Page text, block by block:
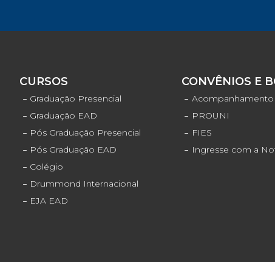
CURSOS
Graduação Presencial
Graduação EAD
Pós Graduação Presencial
Pós Graduação EAD
Colégio
Drummond Internacional
EJA EAD
CONVÊNIOS E
Acompanhamento
PROUNI
FIES
Ingresse com a